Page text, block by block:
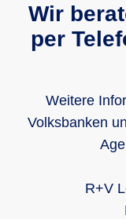
Wir
per
Weitere
Volksbanken
R+V